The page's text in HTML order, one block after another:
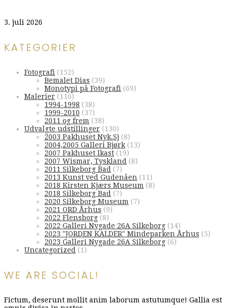
3. juli 2026
KATEGORIER
Fotografi (152)
Bemalet Dias (39)
Monotypi på Fotografi (69)
Malerier (116)
1994-1998 (38)
1999-2010 (37)
2011 og frem (38)
Udvalgte udstillinger (130)
2003 Pakhuset Nyk.Sj (8)
2004,2005 Galleri Bjørk (13)
2007 Pakhuset Ikast (19)
2007 Wismar, Tyskland (8)
2011 Silkeborg Bad (7)
2013 Kunst ved Gudenåen (11)
2018 Kirsten Kjærs Museum (8)
2018 Silkeborg Bad (7)
2020 Silkeborg Museum (7)
2021 ORD Århus (9)
2022 Flensborg (8)
2022 Galleri Nygade 26A Silkeborg (14)
2023 "JORDEN KALDER" Mindeparken Århus (5)
2023 Galleri Nygade 26A Silkeborg (6)
Uncategorized (1)
WE ARE SOCIAL!
Fictum, deserunt mollit anim laborum astutumque! Gallia est